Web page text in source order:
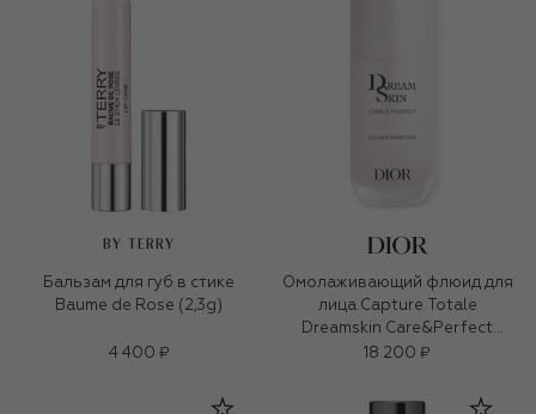
BY TERRY
Бальзам для губ в стике
Baume de Rose (2,3g)
4 400 ₽
Омолаживающий флюид для
лица Capture Totale
Dreamskin Care&Perfect
(50ml)
18 200 ₽